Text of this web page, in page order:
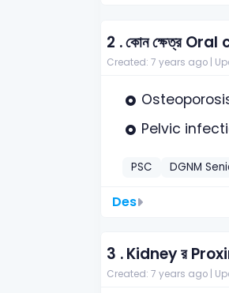
2 .কোন ক্ষেত্র
Created: 7 years ago |
Pelvic
PSC DGNM
Des
3 .Kidney র
Created: 7 years ago |